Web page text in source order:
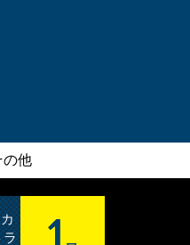
の他
ラ